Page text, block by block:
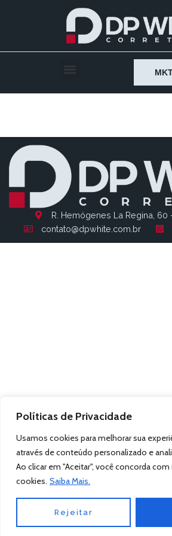
Políticas de Privacidade
Usamos cookies para melhorar sua
através de conteúdo personalizado e
Ao clicar em "Aceitar", você concorda
cookies. Saiba Mais.
Rejeitar
R. Hemógenes La Regina, 60
contato@dpwhite.com.br